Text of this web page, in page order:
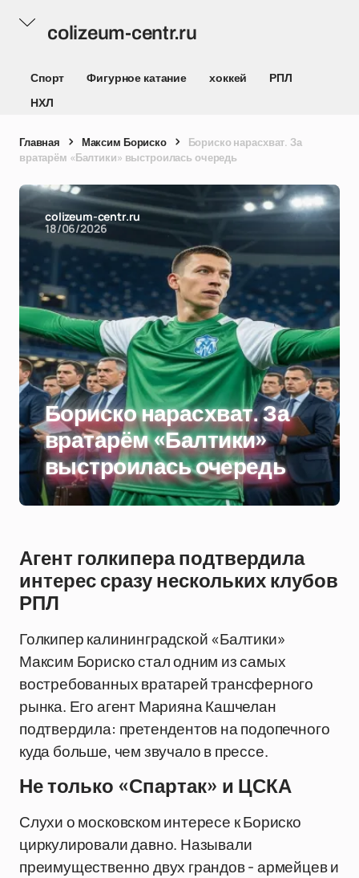
colizeum-centr.ru
Спорт Фигурное катание хоккей
РПЛ
НХЛ
Главная Максим Бориско
Бориско нарасхват. За
вратарём «Балтики» выстроилась очередь
colizeum-centr.ru
18/06/2026
Бориско нарасхват. За
вратарём «Балтики»
выстроилась очередь
Агент голкипера подтвердила
интерес сразу нескольких клубов
РПЛ
Голкипер калининградской «Балтики»
Максим Бориско стал одним из самых
востребованных вратарей трансферного
рынка. Его агент Марияна Кашчелан
подтвердила: претендентов на подопечного
куда больше, чем звучало в прессе.
Не только «Спартак» и ЦСКА
Слухи о московском интересе к Бориско
циркулировали давно. Называли
преимущественно двух грандов - армейцев и